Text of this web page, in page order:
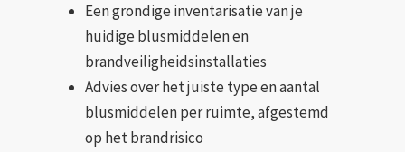
Een grondige inventarisatie van je
huidige blusmiddelen en
brandveiligheidsinstallaties
Advies over het juiste type en aantal
blusmiddelen per ruimte, afgestemd
op het brandrisico